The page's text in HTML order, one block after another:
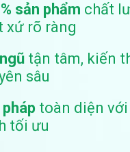
sản phẩm chất
xứ rõ ràng
tận tâm, kiến
sâu
pháp toàn diện
tối ưu